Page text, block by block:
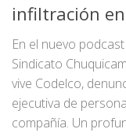
infiltración
En el nuevo
Sindicato
vive Codelco,
ejecutiva de
compañía. Un